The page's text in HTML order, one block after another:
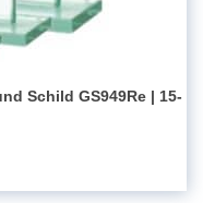
Schild GS949Re | 15-